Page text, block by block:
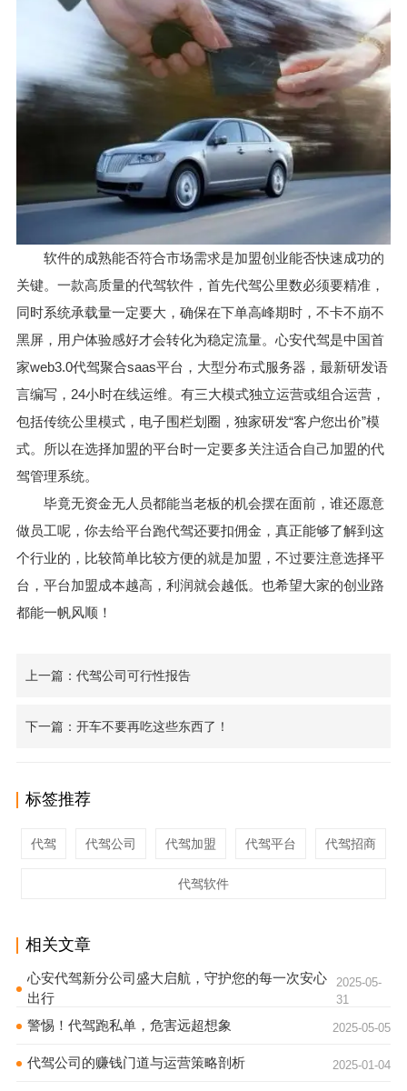
软件的成熟能否符合市场需求是加盟创业能否快速成功的
关键。一款高质量的代驾软件，首先代驾公里数必须要精准，
同时系统承载量一定要大，确保在下单高峰期时，不卡不崩不
黑屏，用户体验感好才会转化为稳定流量。心安代驾是中国首
家web3.0代驾聚合saas平台，大型分布式服务器，最新研发语
言编写，24小时在线运维。有三大模式独立运营或组合运营，
包括传统公里模式，电子围栏划圈，独家研发“客户您出价”模
式。所以在选择加盟的平台时一定要多关注适合自己加盟的代
驾管理系统。
毕竟无资金无人员都能当老板的机会摆在面前，谁还愿意
做员工呢，你去给平台跑代驾还要扣佣金，真正能够了解到这
个行业的，比较简单比较方便的就是加盟，不过要注意选择平
台，平台加盟成本越高，利润就会越低。也希望大家的创业路
都能一帆风顺！
上一篇：代驾公司可行性报告
下一篇：开车不要再吃这些东西了！
标签推荐
代驾 代驾公司 代驾加盟 代驾平台 代驾招商
代驾软件
相关文章
心安代驾新分公司盛大启航，守护您的每一次安心
出行
2025-05-
31
警惕！代驾跑私单，危害远超想象 2025-05-05
代驾公司的赚钱门道与运营策略剖析 2025-01-04